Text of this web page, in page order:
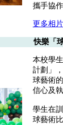
攜手協
更多相片
快樂「
本校學
計劃」
球藝術
信心及
學生在
球藝術